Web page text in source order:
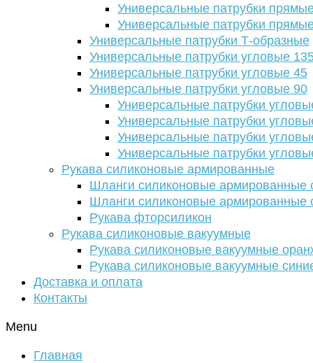
Универсальные патрубки
Универсальные патрубки
Универсальные патрубки Т-образные
Универсальные патрубки угловые
Универсальные патрубки угловые 45
Универсальные патрубки угловые 90
Универсальные патрубки
Универсальные патрубки
Универсальные патрубки
Универсальные патрубки
Рукава силиконовые армированные
Шланги силиконовые армированные
Шланги силиконовые армированные
Рукава фторсиликон
Рукава силиконовые вакуумные
Рукава силиконовые вакуумные
Рукава силиконовые вакуумные
Доставка и оплата
Контакты
Menu
Главная